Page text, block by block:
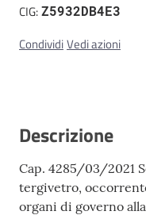
CIG:Z5932DB4E3
CondividiVedi azioni
Descrizione
Cap. 4285/03/2021
tergivetro,
organi di governo